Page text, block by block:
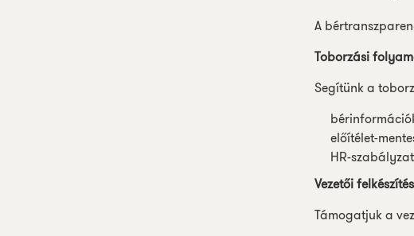
A
Toborzási
Segítünk a
előítélet-
HR-
Vezetői felkészítés
Támogatjuk a